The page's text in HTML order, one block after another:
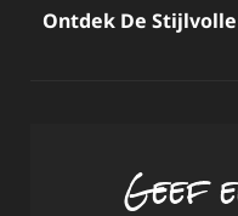
Ontdek De
Geef